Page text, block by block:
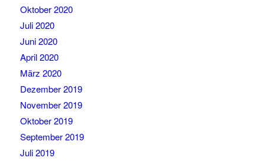
Oktober 2020
Juli 2020
Juni 2020
April 2020
März 2020
Dezember 2019
November 2019
Oktober 2019
September 2019
Juli 2019